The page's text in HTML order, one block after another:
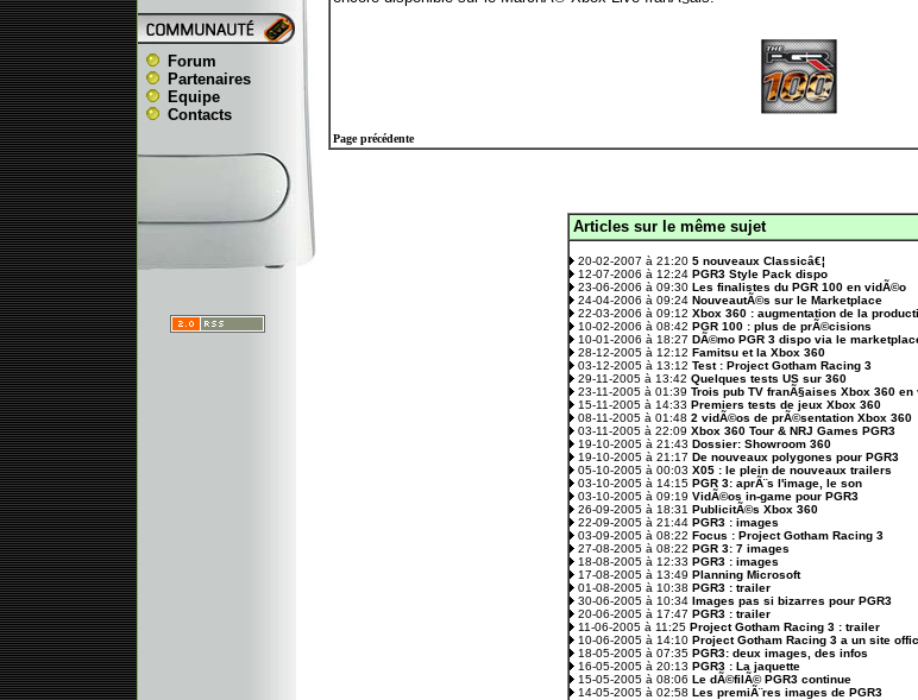
Forum
Partenaires
Equipe
Contacts
Page précédente
Articles sur le même sujet
20-02-2007 à 21:20 5 nouveaux Classicâ€¦
12-07-2006 à 12:24 PGR3 Style Pack dispo
23-06-2006 à 09:30 Les finalistes du PGR 100 en vidÃ©o
24-04-2006 à 09:24 NouveautÃ©s sur le Marketplace
22-03-2006 à 09:12 Xbox 360 : augmentation de la
10-02-2006 à 08:42 PGR 100 : plus de prÃ©cisions
10-01-2006 à 18:27 DÃ©mo PGR 3 dispo via le
28-12-2005 à 12:12 Famitsu et la Xbox 360
03-12-2005 à 13:12 Test : Project Gotham Racing 3
29-11-2005 à 13:42 Quelques tests US sur 360
23-11-2005 à 01:39 Trois pub TV franÃ§aises Xbox 360 en
15-11-2005 à 14:33 Premiers tests de jeux Xbox 360
08-11-2005 à 01:48 2 vidÃ©os de prÃ©sentation Xbox 360
03-11-2005 à 22:09 Xbox 360 Tour & NRJ Games PGR3
19-10-2005 à 21:43 Dossier: Showroom 360
19-10-2005 à 21:17 De nouveaux polygones pour PGR3
05-10-2005 à 00:03 X05 : le plein de nouveaux trailers
03-10-2005 à 14:15 PGR 3: aprÃ¨s l'image, le son
03-10-2005 à 09:19 VidÃ©os in-game pour PGR3
26-09-2005 à 18:31 PublicitÃ©s Xbox 360
22-09-2005 à 21:44 PGR3 : images
03-09-2005 à 08:22 Focus : Project Gotham Racing 3
27-08-2005 à 08:22 PGR 3: 7 images
18-08-2005 à 12:33 PGR3 : images
17-08-2005 à 13:49 Planning Microsoft
01-08-2005 à 10:38 PGR3 : trailer
30-06-2005 à 10:34 Images pas si bizarres pour PGR3
20-06-2005 à 17:47 PGR3 : trailer
11-06-2005 à 11:25 Project Gotham Racing 3 : trailer
10-06-2005 à 14:10 Project Gotham Racing 3 a un site
18-05-2005 à 07:35 PGR3: deux images, des infos
16-05-2005 à 20:13 PGR3 : La jaquette
15-05-2005 à 08:06 Le dÃ©filÃ© PGR3 continue
14-05-2005 à 02:58 Les premiÃ¨res images de PGR3